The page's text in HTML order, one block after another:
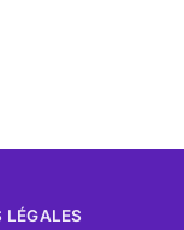
LÉGALES